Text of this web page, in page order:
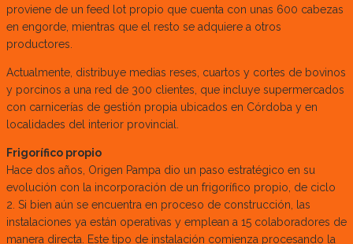
proviene de un feed lot propio que cuenta con unas 600 cabezas
en engorde, mientras que el resto se adquiere a otros
productores.
Actualmente, distribuye medias reses, cuartos y cortes de bovinos
y porcinos a una red de 300 clientes, que incluye supermercados
con carnicerías de gestión propia ubicados en Córdoba y en
localidades del interior provincial.
Frigorífico propio
Hace dos años, Origen Pampa dio un paso estratégico en su
evolución con la incorporación de un frigorífico propio, de ciclo
2. Si bien aún se encuentra en proceso de construcción, las
instalaciones ya están operativas y emplean a 15 colaboradores de
manera directa. Este tipo de instalación comienza procesando la